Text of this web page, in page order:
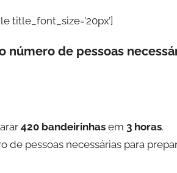
title_font_size=’20px’]
número de pessoas
420 bandeirinhas em3 horas.
de pessoas necessárias para